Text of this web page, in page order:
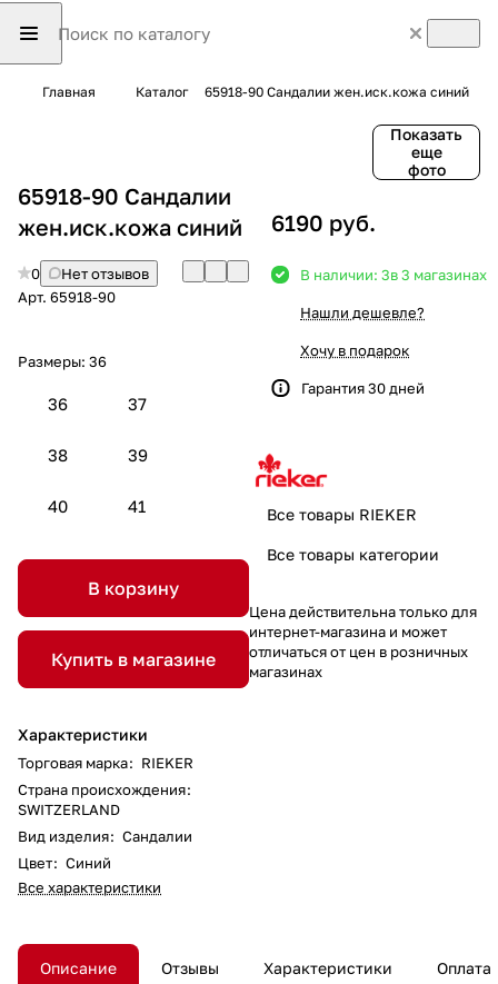
Главная Каталог 65918-90 Сандалии жен.иск.кожа синий
Показать
еще
фото
65918-90 Сандалии
жен.иск.кожа синий
0
Нет отзывов
Арт. 65918-90
Размеры: 36
36 37
38 39
40 41
В корзину
Купить в магазине
Характеристики
Торговая марка: RIEKER
Страна происхождения:
SWITZERLAND
Вид изделия: Сандалии
Цвет: Синий
Все характеристики
6190 руб.
В наличии: 3в 3 магазинах
Нашли дешевле?
Хочу в подарок
Гарантия 30 дней
Все товары RIEKER
Все товары категории
Цена действительна только для
интернет-магазина и может
отличаться от цен в розничных
магазинах
Описание Отзывы Характеристики Оплата